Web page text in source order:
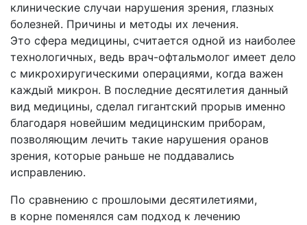
клинические случаи нарушения зрения, глазных
болезней. Причины и методы их лечения.
Это сфера медицины, считается одной из наиболее
технологичных, ведь врач-офтальмолог имеет дело
с микрохиругическими операциями, когда важен
каждый микрон. В последние десятилетия данный
вид медицины, сделал гигантский прорыв именно
благодаря новейшим медицинским приборам,
позволяющим лечить такие нарушения оранов
зрения, которые раньше не поддавались
исправлению.
По сравнению с прошлоыми десятилетиями,
в корне поменялся сам подход к лечению